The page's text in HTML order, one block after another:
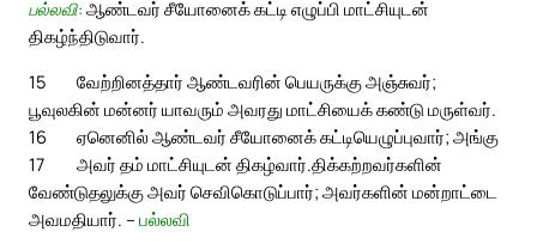
பல்லவி: ஆண்டவர் சீயோனைக் கட்டி எழுப்பி மாட்சியுடன்
திகழ்ந்திடுவார்.
15
வேற்றினத்தார் ஆண்டவரின் பெயருக்கு அஞ்சுவர்;
பூவுலகின் மன்னர் யாவரும் அவரது மாட்சியைக் கண்டு மருள்வர்.
16
ஏனெனில் ஆண்டவர் சீயோனைக் கட்டியெழுப்புவார்; அங்கு
அவர் தம் மாட்சியுடன் திகழ்வார்.
17
திக்கற்றவர்களின்
வேண்டுதலுக்கு அவர் செவிகொடுப்பார்; அவர்களின் மன்றாட்டை
அவமதியார். – பல்லவி